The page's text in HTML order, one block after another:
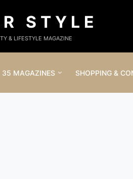
STYLE
& LIFESTYLE MAGAZINE
35 MAGAZINES SHOPPING &